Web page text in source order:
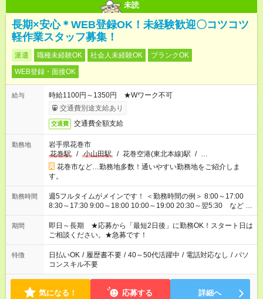
未読
長期×安心＊WEB登録OK！未経験歓迎〇コツコツ
軽作業スタッフ募集！
派遣 職種未経験OK 社会人未経験OK
ブランクOK
WEB登録・面接OK
給与
時給1100円～1350円 ★Wワーク不可
交通費別途支給あり
交通費 交通費全額支給
勤務地
岩手県花巻市
花巻駅
/ 小山田駅 / 花巻空港(東北本線)駅 / …
花巻市など…勤務地多数！通いやすい勤務地をご紹介しま
す。
勤務時間
週5フルタイムがメインです！ ＜勤務時間の例＞ 8:00～17:00
8:30～17:30 9:00～18:00 10:00～19:00 20:30～翌5:30 など ★
その他にも勤務時間多数！ 日勤のみ、残業なし、交替制など
ご希望を教えてください！
期間
即日～長期 ★応募から「最短2日後」に勤務OK！スタート日は
ご相談ください。★急募です！
特徴 日払いOK / 履歴書不要 / 40～50代活躍中 / 電話対応なし / パソ
コンスキル不要
気になる！ 応募する 詳細へ